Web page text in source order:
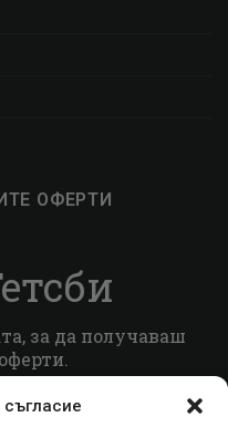
ОФЕРТИ
за да получаваш
Запиши се